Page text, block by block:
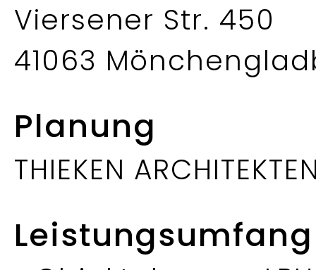
Viersener Str. 450
41063
Planung
THIEKEN
Leistungsumfang